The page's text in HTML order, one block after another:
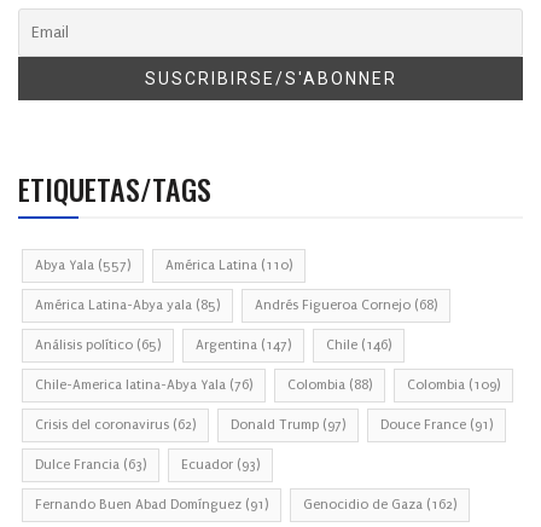
ETIQUETAS/TAGS
Abya Yala (557) América Latina (110)
América Latina-Abya yala (85) Andrés Figueroa Cornejo (68)
Análisis político (65) Argentina (147) Chile (146)
Chile-America latina-Abya Yala (76) Colombia (88) Colombia (109)
Crisis del coronavirus (62) Donald Trump (97) Douce France (91)
Dulce Francia (63) Ecuador (93)
Fernando Buen Abad Domínguez (91) Genocidio de Gaza (162)